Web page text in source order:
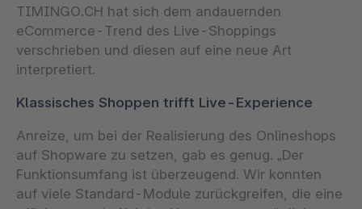
TIMINGO.CH hat sich dem andauernden
eCommerce-Trend des Live-Shoppings
verschrieben und diesen auf eine neue Art
interpretiert.
Klassisches Shoppen trifft Live-Experience
Anreize, um bei der Realisierung des Onlineshops
auf Shopware zu setzen, gab es genug. „Der
Funktionsumfang ist überzeugend. Wir konnten
auf viele Standard-Module zurückgreifen, die eine